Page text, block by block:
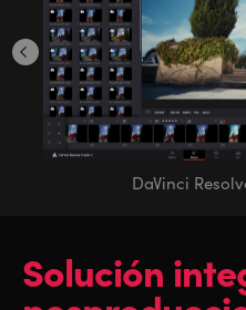
DaVinci
Solución